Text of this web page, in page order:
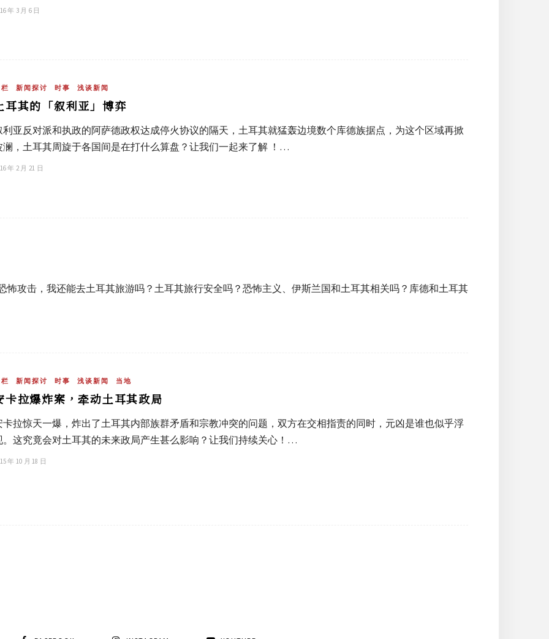
年 3 月 6 日
新闻探讨 时事 浅谈新闻
耳其的「叙利亚」博弈
利亚反对派和执政的阿萨德政权达成停火协议的隔天，土耳其就猛轰边境数个库德族据点，为这个区域再掀
澜，土耳其周旋于各国间是在打什么算盘？让我们一起来了解 ！…
年 2 月 21 日
怖攻击，我还能去土耳其旅游吗？土耳其旅行安全吗？恐怖主义、伊斯兰国和土耳其相关吗？库德和土耳其
新闻探讨 时事 浅谈新闻 当地
卡拉爆炸案，牵动土耳其政局
卡拉惊天一爆，炸出了土耳其内部族群矛盾和宗教冲突的问题，双方在交相指责的同时，元凶是谁也似乎浮
。这究竟会对土耳其的未来政局产生甚么影响？让我们持续关心！…
年 10 月 18 日